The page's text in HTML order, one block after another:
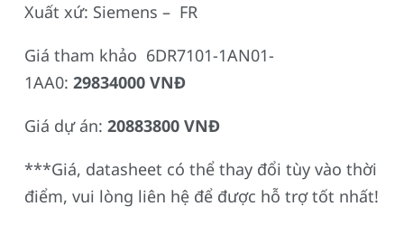
Xuất xứ: Siemens – FR
Giá tham khảo 6DR7101-1AN01-
1AA0: 29834000 VNĐ
Giá dự án: 20883800 VNĐ
***Giá, datasheet có thể thay đổi tùy vào thời
điểm, vui lòng liên hệ để được hỗ trợ tốt nhất!